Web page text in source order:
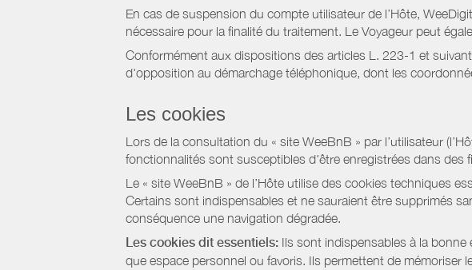
En cas de suspension du compte utilisateur de l’Hôte,
nécessaire pour la finalité du traitement. Le Voyageur peut
Conformément aux dispositions des articles L. 223-1 et
d'opposition au démarchage téléphonique, dont les
Les cookies
Lors de la consultation du « site WeeBnB » par l’utilisateur
fonctionnalités sont susceptibles d'être enregistrées dans des
Le « site WeeBnB » de l’Hôte utilise des cookies techniques
Certains sont indispensables et ne sauraient être supprimés
conséquence une navigation dégradée.
Les cookies dit essentiels: Ils sont indispensables à la
que espace personnel ou favoris. Ils permettent de mémoriser